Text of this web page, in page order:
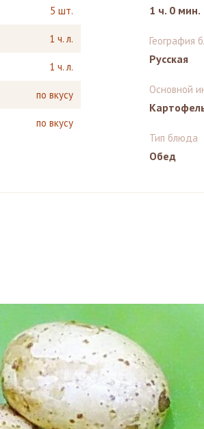
5 шт.
1 ч. л.
1 ч. л.
по вкусу
по вкусу
1 ч. 0 мин.
География
Русская
Основной
Тип блюда
Обед